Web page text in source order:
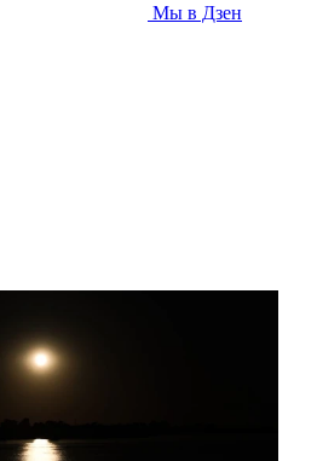
Мы в Дзен